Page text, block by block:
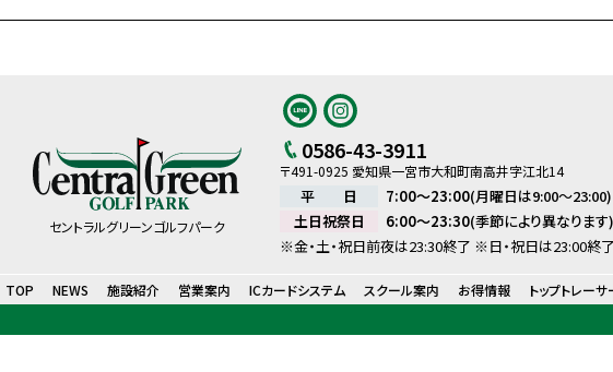
セントラルグリーンゴルフパーク
0586-43-3911
〒491-0925 愛知県一宮市大和町南高井字江北14
平 日 7:00～23:00(月曜日は9:00～23:00)
土日祝祭日
6:00～23:30(季節により異なります)
※金・土・祝日前夜は23:30終了 ※日・祝日は23:00終了
TOP NEWS 施設紹介 営業案内 ICカードシステム スクール案内 お得情報 トップトレーサ